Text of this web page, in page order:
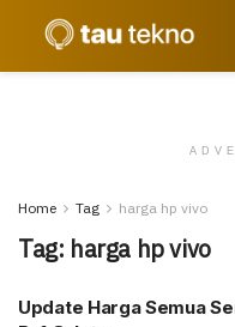
Home Tag harga hp vivo
Tag: harga hp vivo
Update Harga Semua